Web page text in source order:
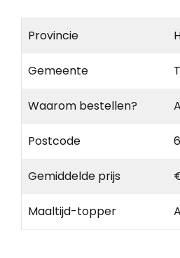
Provincie
Gemeente
Waarom bestellen?
Postcode
Gemiddelde prijs
Maaltijd-topper